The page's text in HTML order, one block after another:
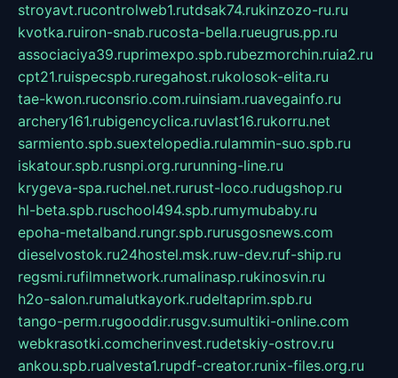
stroyavt.rucontrolweb1.rutdsak74.rukinzozo-ru.ru
kvotka.ruiron-snab.rucosta-bella.rueugrus.pp.ru
associaciya39.ruprimexpo.spb.rubezmorchin.ruia2.ru
cpt21.ruispecspb.ruregahost.rukolosok-elita.ru
tae-kwon.ruconsrio.com.ruinsiam.ruavegainfo.ru
archery161.rubigencyclica.ruvlast16.rukorru.net
sarmiento.spb.suextelopedia.rulammin-suo.spb.ru
iskatour.spb.rusnpi.org.rurunning-line.ru
krygeva-spa.ruchel.net.rurust-loco.rudugshop.ru
hl-beta.spb.ruschool494.spb.rumymubaby.ru
epoha-metalband.rungr.spb.rurusgosnews.com
dieselvostok.ru24hostel.msk.ruw-dev.ruf-ship.ru
regsmi.rufilmnetwork.rumalinasp.rukinosvin.ru
h2o-salon.rumalutkayork.rudeltaprim.spb.ru
tango-perm.rugooddir.rusgv.sumultiki-online.com
webkrasotki.comcherinvest.rudetskiy-ostrov.ru
ankou.spb.rualvesta1.rupdf-creator.runix-files.org.ru